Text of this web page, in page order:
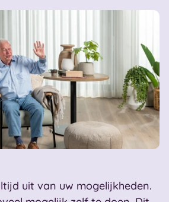
uit van uw mogelijkheden.